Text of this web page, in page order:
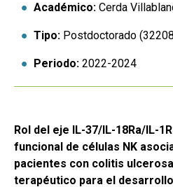
Académico: Cerda
Tipo: Postdoctorado
Periodo: 2022-2024
Rol del eje IL-37/IL-18Ra/IL-
funcional de células NK
pacientes con colitis
terapéutico para el